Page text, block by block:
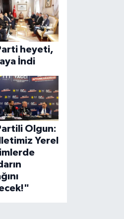
heyeti,
İndi
Olgun:
Yerel